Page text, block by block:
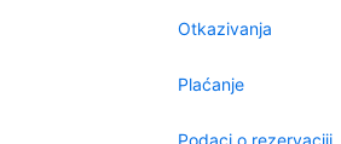
Otkazivanja
Plaćanje
Podaci o rezervaciji